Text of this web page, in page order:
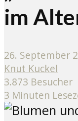
im
26. September
Knut Kuckel
3.873 Besucher
3 Minuten